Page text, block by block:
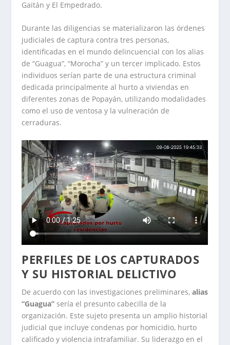
Gaitán y El Empedrado.
Durante las diligencias se materializaron las órdenes
judiciales de captura contra tres personas,
identificadas en el mundo delincuencial con los alias
de “Guagua”, “Morocha” y un tercer implicado. Estos
individuos serían parte de una estructura criminal
dedicada principalmente al hurto a viviendas en
diferentes zonas de Popayán, utilizando modalidades
como el uso de ventosa y la vulneración de
cerraduras.
PERFILES DE LOS CAPTURADOS
Y SU HISTORIAL DELICTIVO
De acuerdo con las investigaciones preliminares,alias
“Guagua” sería el presunto cabecilla de la
organización. Este sujeto presenta un amplio historial
judicial que incluye condenas por homicidio, hurto
calificado y violencia intrafamiliar. Su liderazgo en el